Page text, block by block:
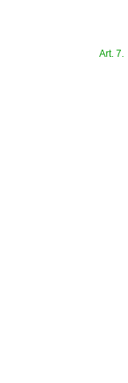
Art. 7.